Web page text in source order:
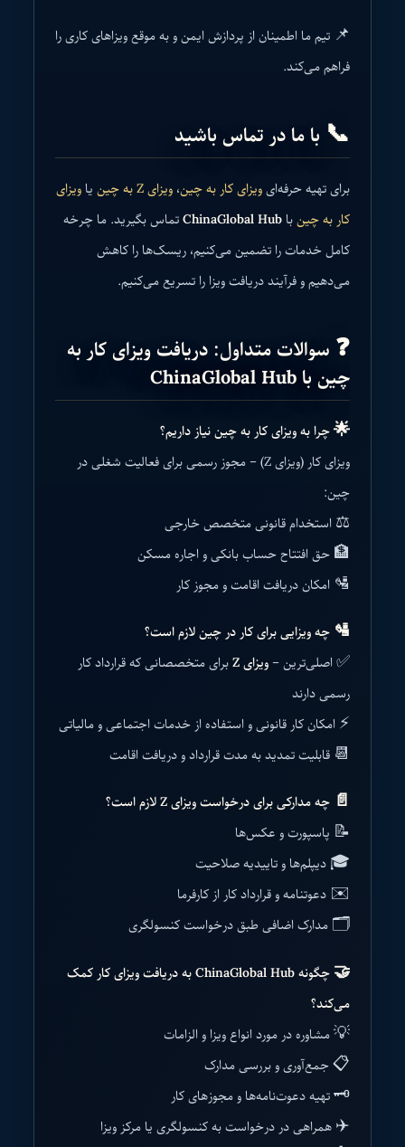
📌 تیم ما اطمینان از پردازش ایمن و به موقع ویزاهای کاری را
فراهم می‌کند.
📞 با ما در تماس باشید
برای تهیه حرفه‌ایویزای کار به چین،ویزای Z به چین یاویزای
کار به چینباChinaGlobal Hubتماس بگیرید. ما چرخه
کامل خدمات را تضمین می‌کنیم، ریسک‌ها را کاهش
می‌دهیم و فرآیند دریافت ویزا را تسریع می‌کنیم.
❓ سوالات متداول: دریافت ویزای کار به
چین با ChinaGlobal Hub
🌟 چرا به ویزای کار به چین نیاز داریم؟
ویزای کار (ویزای Z) – مجوز رسمی برای فعالیت شغلی در
چین:
⚖️ استخدام قانونی متخصص خارجی
🏦 حق افتتاح حساب بانکی و اجاره مسکن
🛂 امکان دریافت اقامت و مجوز کار
🛂 چه ویزایی برای کار در چین لازم است؟
✅ اصلی‌ترین –ویزای Z برای متخصصانی که قرارداد کار
رسمی دارند
⚡ امکان کار قانونی و استفاده از خدمات اجتماعی و مالیاتی
📆 قابلیت تمدید به مدت قرارداد و دریافت اقامت
📄 چه مدارکی برای درخواست ویزای Z لازم است؟
📝 پاسپورت و عکس‌ها
🎓 دیپلم‌ها و تاییدیه صلاحیت
✉️ دعوتنامه و قرارداد کار از کارفرما
🗂️ مدارک اضافی طبق درخواست کنسولگری
🤝 چگونه ChinaGlobal Hub به دریافت ویزای کار کمک
می‌کند؟
💡 مشاوره در مورد انواع ویزا و الزامات
📋 جمع‌آوری و بررسی مدارک
🗝️ تهیه دعوت‌نامه‌ها و مجوزهای کار
✈️ همراهی در درخواست به کنسولگری یا مرکز ویزا